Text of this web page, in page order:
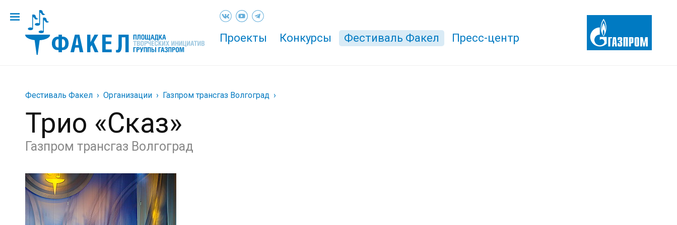
Проекты Конкурсы Фестиваль Факел Пресс-центр
Фестиваль Факел Организации Газпром трансгаз Волгоград
Трио «Сказ»
Газпром трансгаз Волгоград